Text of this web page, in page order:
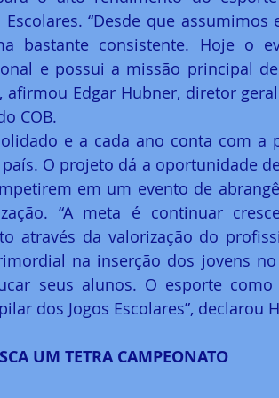
“Desde que
bastante consistente. Hoje o
e possui a missão principal
afirmou Edgar Hubner, diretor
COB.
e a cada ano conta com a
O projeto dá a oportunidade
em um evento de
“A meta é continuar
através da valorização do
na inserção dos jovens
seus alunos. O esporte
dos Jogos Escolares”, declarou
UM TETRA CAMPEONATO